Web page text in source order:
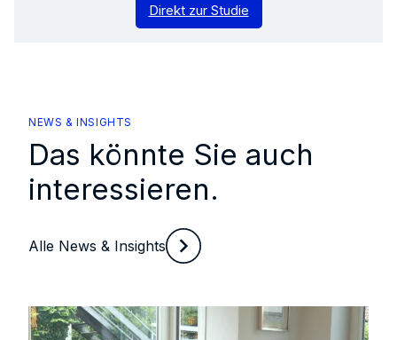
Direkt zur Studie
NEWS & INSIGHTS
Das könnte Sie auch
interessieren.
Alle News & Insights